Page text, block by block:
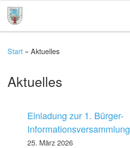
Zum Inhalt springen
Start » Aktuelles
Aktuelles
Einladung zur 1. Bürger-
Informationsversammlung
25. März 2026